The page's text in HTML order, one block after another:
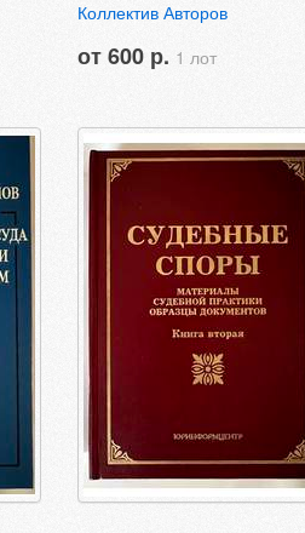
Коллектив Авторов
от 600 р. 1 лот